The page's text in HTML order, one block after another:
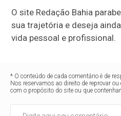
O site Redação Bahia
sua trajetória e deseja
vida pessoal e profissional.
* O conteúdo de cada comentário é de
Nos reservamos ao direito de reprovar
com o propósito do site ou que